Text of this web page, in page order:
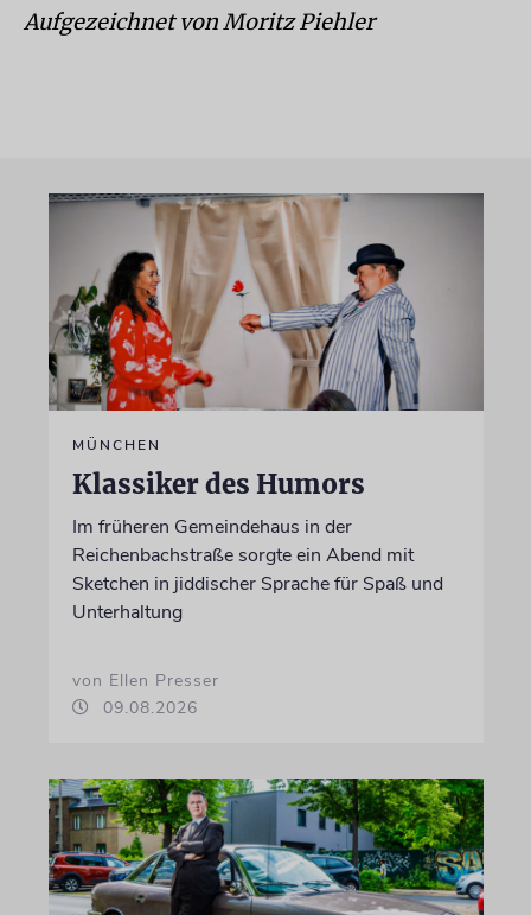
Aufgezeichnet von Moritz Piehler
MÜNCHEN
Klassiker des Humors
Im früheren Gemeindehaus in der
Reichenbachstraße sorgte ein Abend mit
Sketchen in jiddischer Sprache für Spaß und
Unterhaltung
von Ellen Presser
09.08.2026